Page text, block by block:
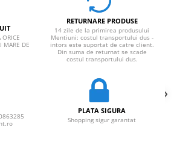
ORICE
MARE DE
RETURNARE PRODUSE
14 zile de la primirea produsului
Mentiuni: costul transportului dus -
intors este suportat de catre client.
Din suma de returnat se scade
costul transportului dus.
PLATA SIGURA
Shopping sigur garantat